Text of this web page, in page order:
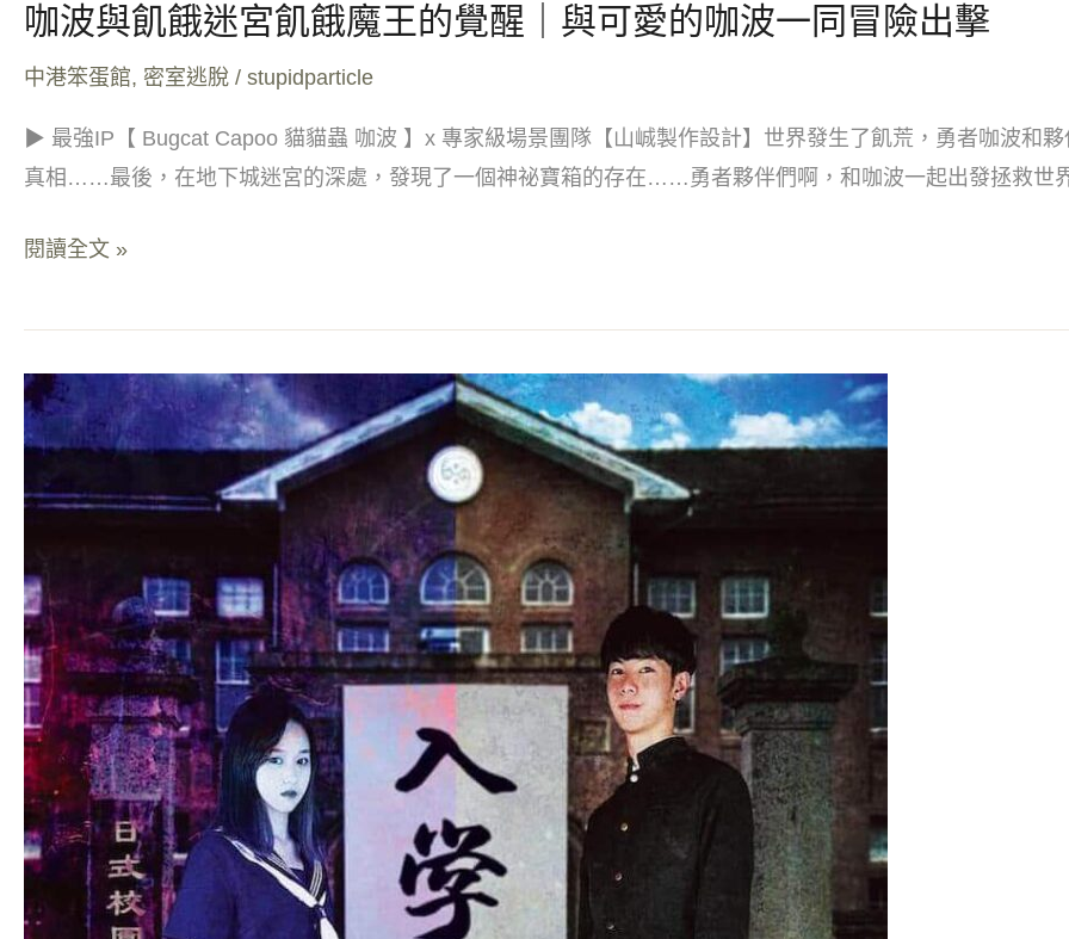
咖波與飢餓迷宮飢餓魔王的覺醒⁠｜與可愛的咖波一同冒險出擊
中港笨蛋館, 密室逃脫 / stupidparticle
▶ 最強IP【 Bugcat Capoo 貓貓蟲 咖波 】x 專家級場景團隊【山峸製作設計】世界發生了飢荒，勇者咖波和
真相……最後，在地下城迷宮的深處，發現了一個神祕寶箱的存在……勇者夥伴們啊，和咖波一起出發拯救世
閱讀全文 »
入
學
式
｜
式
校
園
微
恐
密
室